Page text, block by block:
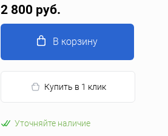
2 800 руб.
В корзину
Купить в 1 клик
Уточняйте наличие